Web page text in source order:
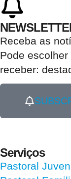
Receba as
Pode
receber:
Serviços
Pastoral